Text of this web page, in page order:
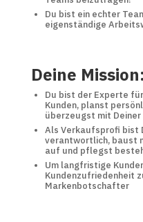
Du bist ein echter
eigenständige
Deine Mission:
Du bist der Experte
Kunden, planst
überzeugst mit
Als Verkaufsprofi bist
verantwortlich, baust
auf und pflegst
Um langfristige
Kundenzufriedenheit
Markenbotschafter